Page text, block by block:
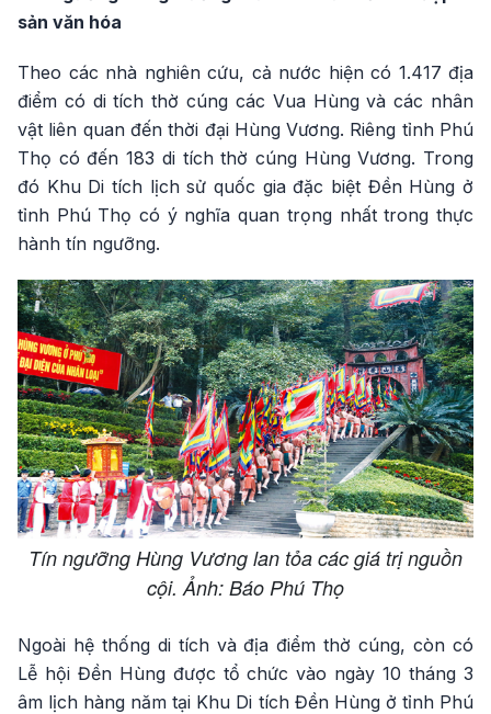
sản văn hóa
Theo các nhà nghiên cứu, cả nước hiện có 1.417 địa
điểm có di tích thờ cúng các Vua Hùng và các nhân
vật liên quan đến thời đại Hùng Vương. Riêng tỉnh Phú
Thọ có đến 183 di tích thờ cúng Hùng Vương. Trong
đó Khu Di tích lịch sử quốc gia đặc biệt Đền Hùng ở
tỉnh Phú Thọ có ý nghĩa quan trọng nhất trong thực
hành tín ngưỡng.
Tín ngưỡng Hùng Vương lan tỏa các giá trị nguồn
cội. Ảnh: Báo Phú Thọ
Ngoài hệ thống di tích và địa điểm thờ cúng, còn có
Lễ hội Đền Hùng được tổ chức vào ngày 10 tháng 3
âm lịch hàng năm tại Khu Di tích Đền Hùng ở tỉnh Phú